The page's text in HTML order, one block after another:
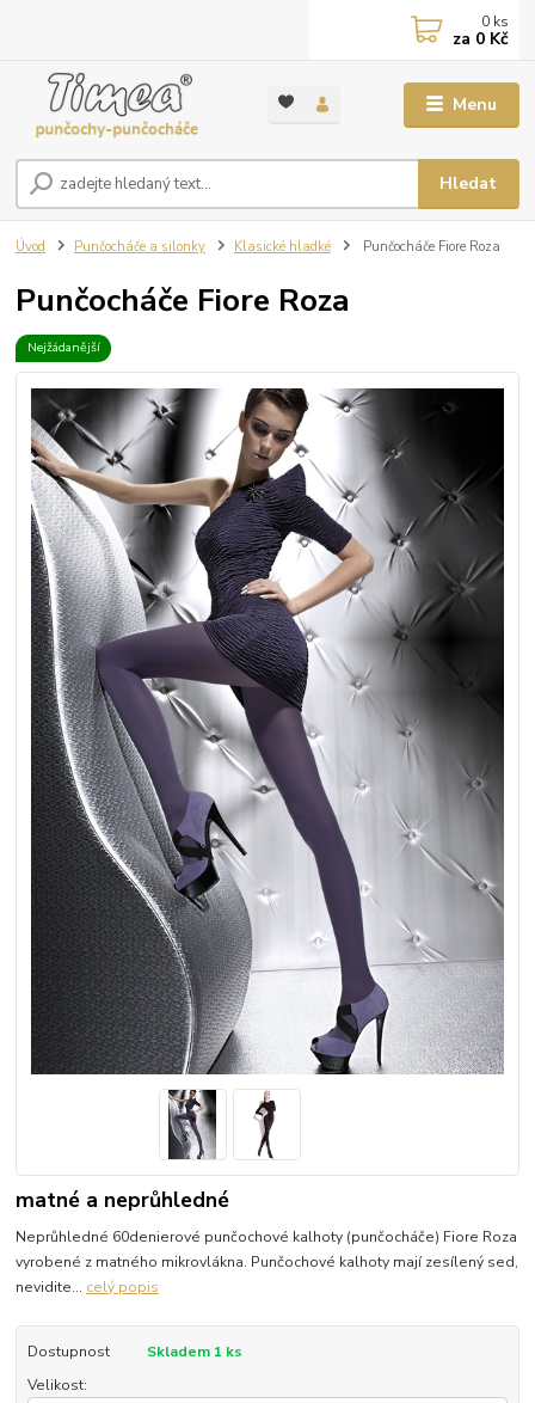
Menu
Hledat
0 ks
za 0 Kč
Úvod Punčocháče a silonky Klasické hladké Punčocháče Fiore Roza
Punčocháče Fiore Roza
Nejžádanější
matné a neprůhledné
Neprůhledné 60denierové punčochové kalhoty (punčocháče) Fiore Roza
vyrobené z matného mikrovlákna. Punčochové kalhoty mají zesílený sed,
nevidite... celý popis
Dostupnost
Skladem 1 ks
Velikost: